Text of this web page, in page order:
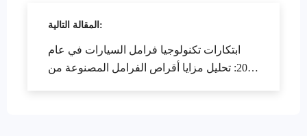
المقالة التالية:
ابتكارات تكنولوجيا فرامل السيارات في عام
2026: تحليل مزايا أقراص الفرامل المصنوعة من